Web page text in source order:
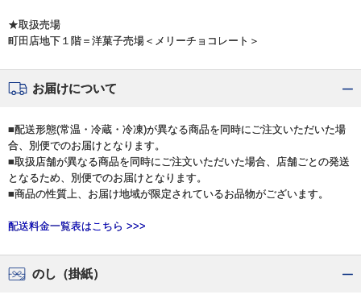
★取扱売場
町田店地下１階＝洋菓子売場＜メリーチョコレート＞
お届けについて
■配送形態(常温・冷蔵・冷凍)が異なる商品を同時にご注文いただいた場
合、別便でのお届けとなります。
■取扱店舗が異なる商品を同時にご注文いただいた場合、店舗ごとの発送
となるため、別便でのお届けとなります。
■商品の性質上、お届け地域が限定されているお品物がございます。
配送料金一覧表はこちら >>>
のし（掛紙）